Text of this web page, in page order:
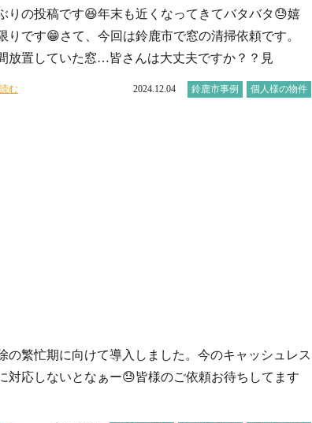
りの投稿です😆年末も近くなってきてバタバタ😓嬉
りです😁さて、今回は鈴鹿市で窓の清掃依頼です。
放置していた窓…皆さんは大丈夫ですか？？見
む 2024.12.04 鈴鹿市事例 個人様の物件
の繁忙期に向けて導入しました。今のキャッシュレス
対応しないとなぁー😓皆様のご依頼お待ちしてます